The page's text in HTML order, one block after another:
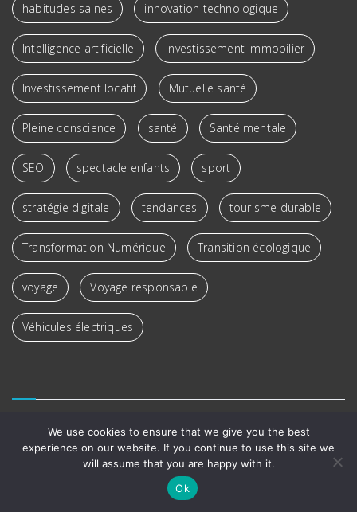
habitudes saines innovation technologique
Intelligence artificielle Investissement immobilier
Investissement locatif Mutuelle santé
Pleine conscience santé Santé mentale
SEO spectacle enfants sport
stratégie digitale tendances tourisme durable
Transformation Numérique Transition écologique
voyage Voyage responsable
Véhicules électriques
We use cookies to ensure that we give you the best
experience on our website. If you continue to use this site we
will assume that you are happy with it.
Ok